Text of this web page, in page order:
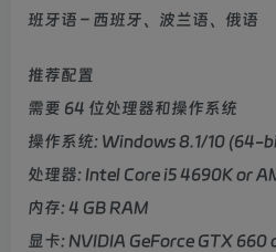
班牙语 – 西班牙、波兰语、俄语
推荐配置
需要 64 位处理器和操作系统
操作系统: Windows 8.1/10 (64-
处理器: Intel Core i5 4690K or
内存: 4 GB RAM
显卡: NVIDIA GeForce GTX